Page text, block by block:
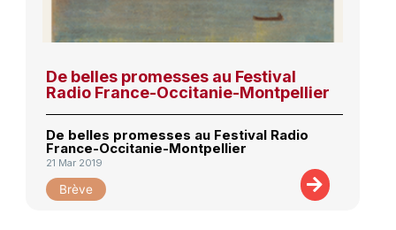
De belles promesses au Festival
Radio France-Occitanie-Montpellier
De belles promesses au Festival Radio
France-Occitanie-Montpellier
21 Mar 2019
Brève